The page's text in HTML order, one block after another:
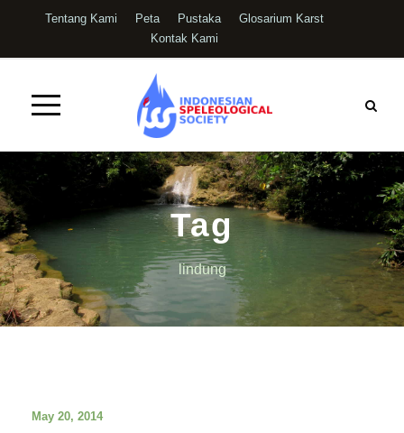
Tentang Kami Peta Pustaka
Glosarium Karst
Kontak Kami
Tag
lindung
May 20, 2014